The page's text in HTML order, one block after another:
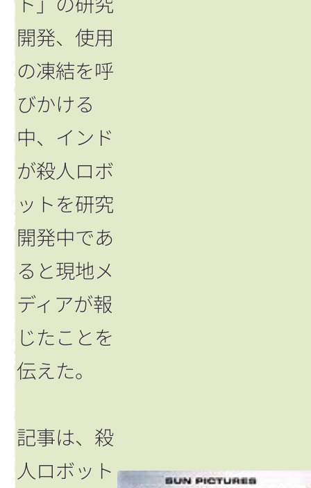
開発、使用
の凍結を呼
びかける
中、インド
が殺人ロボ
ットを研究
開発中であ
ると現地メ
ディアが報
じたことを
伝えた。
記事は、殺
人ロボット